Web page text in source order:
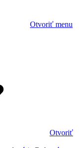
Otvoriť menu
Otvoriť